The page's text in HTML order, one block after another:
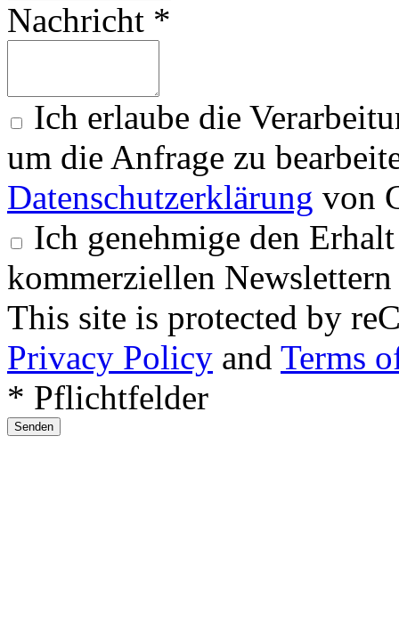
Nachricht *
Ich erlaube die
um die Anfrage zu
Datenschutzerklärung von
Ich genehmige den
kommerziellen
This site is protected by
Privacy Policy and Terms
* Pflichtfelder
Senden